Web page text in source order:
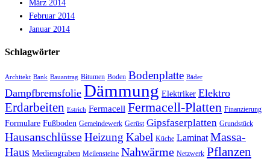
März 2014
Februar 2014
Januar 2014
Schlagwörter
Architekt Bank Bauantrag Bitumen Boden Bodenplatte Bäder
Dampfbremsfolie Dämmung Elektriker Elektro
Erdarbeiten Estrich Fermacell Fermacell-Platten Finanzierung
Formulare Fußboden Gemeindewerk Gerüst Gipsfaserplatten Grundstück
HausanschlüsseHeizung Kabel Küche Laminat Massa-
Haus Mediengraben Meilensteine Nahwärme Netzwerk Pflanzen